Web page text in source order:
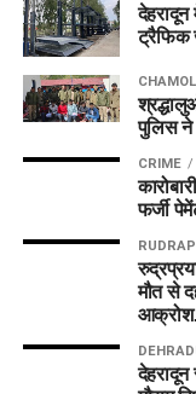
देहरादून
ट्रैफिक
पुलिस ने
CRIME
फर्जी
मौत से